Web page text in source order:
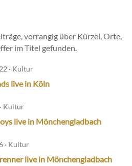
vorrangig über Kürzel, Orte,
im Titel gefunden.
· Kultur
live in Köln
Kultur
live in Mönchengladbach
· Kultur
live in Mönchengladbach